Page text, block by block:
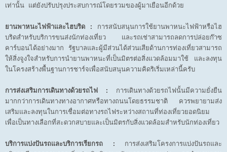
เท่านั้น แต่ยังปรับปรุงประสบการณ์โดยรวมของผู้มาเยือนอีกด้วย
ยานพาหนะไฟฟ้าและไฮบริด :
การสนับสนุนการใช้ยานพาหนะไฟฟ้าหรือไฮ
บริดสำหรับบริการขนส่งนักท่องเที่ยว และรถเช่าสามารถลดการปล่อยก๊าซ
คาร์บอนได้อย่างมาก รัฐบาลและผู้มีส่วนได้ส่วนเสียด้านการท่องเที่ยวสามารถ
ให้สิ่งจูงใจสำหรับการนำยานพาหนะที่เป็นมิตรต่อสิ่งแวดล้อมมาใช้ และลงทุน
ในโครงสร้างพื้นฐานการชาร์จเพื่อสนับสนุนความคิดริเริ่มเหล่านี้ครับ
การส่งเสริมการเดินทางด้วยรถไฟ :
การเดินทางด้วยรถไฟนั้นมีความยั่งยืน
มากกว่าการเดินทางทางอากาศหรือทางถนนโดยธรรมชาติ ควรพยายามส่ง
เสริมและลงทุนในการเชื่อมต่อทางรถไฟระหว่างสถานที่ท่องเที่ยวยอดนิยม
เพื่อเป็นทางเลือกที่สะดวกสบายและเป็นมิตรกับสิ่งแวดล้อมสำหรับนักท่องเที่ยว
บริการแบ่งปันรถและบริการเรียกรถ :
การส่งเสริมโครงการแบ่งปันรถและ